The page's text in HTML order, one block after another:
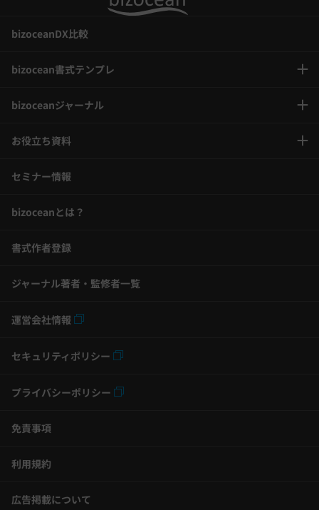
bizoceanDX比較
bizocean書式テンプレ
bizoceanジャーナル
お役立ち資料
セミナー情報
bizoceanとは？
書式作者登録
ジャーナル著者・監修者一覧
運営会社情報
セキュリティポリシー
プライバシーポリシー
免責事項
利用規約
広告掲載について